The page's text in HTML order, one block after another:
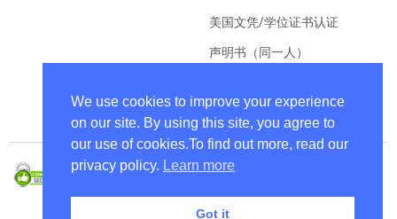
美国文凭/学位证书认证
声明书（同一人）
We use cookies to improve your experience
on our site. By using this site, you agree to
our use of cookies.To find out more, read our
privacy policy. Learn more
Got it